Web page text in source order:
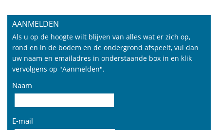
AANMELDEN
Als u op de hoogte wilt blijven van alles wat er zich op,
rond en in de bodem en de ondergrond afspeelt, vul dan
uw naam en emailadres in onderstaande box in en klik
vervolgens op "Aanmelden".
Naam
E-mail